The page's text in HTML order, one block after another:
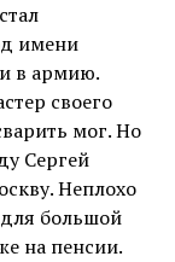
имени
в армию.
своего
мог. Но
Сергей
Неплохо
большой
на пенсии.